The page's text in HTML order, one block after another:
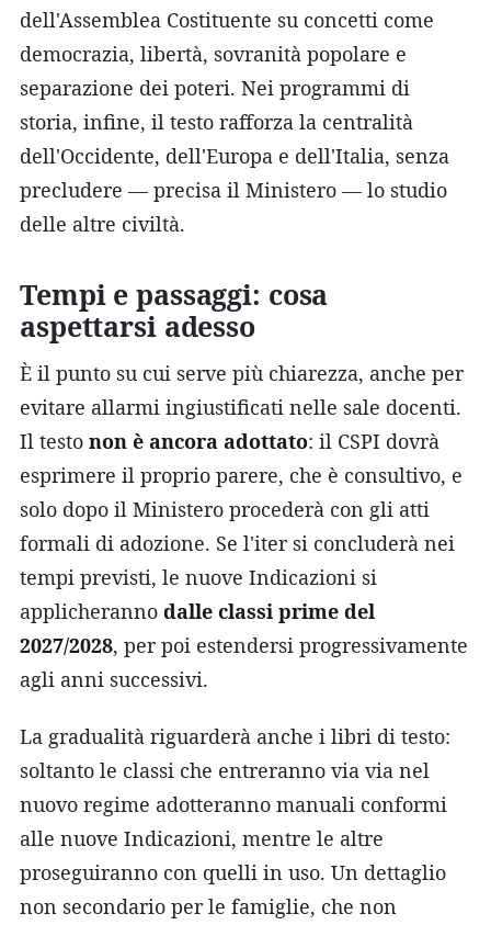
dell'Assemblea Costituente su concetti come
democrazia, libertà, sovranità popolare e
separazione dei poteri. Nei programmi di
storia, infine, il testo rafforza la centralità
dell'Occidente, dell'Europa e dell'Italia, senza
precludere — precisa il Ministero — lo studio
delle altre civiltà.
Tempi e passaggi: cosa
aspettarsi adesso
È il punto su cui serve più chiarezza, anche per
evitare allarmi ingiustificati nelle sale docenti.
Il testo non è ancora adottato: il CSPI dovrà
esprimere il proprio parere, che è consultivo, e
solo dopo il Ministero procederà con gli atti
formali di adozione. Se l'iter si concluderà nei
tempi previsti, le nuove Indicazioni si
applicheranno dalle classi prime del
2027/2028, per poi estendersi progressivamente
agli anni successivi.
La gradualità riguarderà anche i libri di testo:
soltanto le classi che entreranno via via nel
nuovo regime adotteranno manuali conformi
alle nuove Indicazioni, mentre le altre
proseguiranno con quelli in uso. Un dettaglio
non secondario per le famiglie, che non